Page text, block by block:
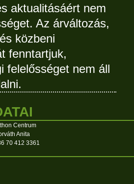
aktualitásáért nem
Az árváltozás,
közbeni
fenntartjuk,
felelősséget nem áll
Centrum
Anita
70 412 3361